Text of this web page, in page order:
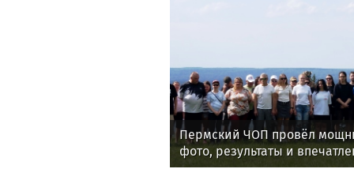
Пермский ЧОП провёл
фото, результаты и
мероприятия